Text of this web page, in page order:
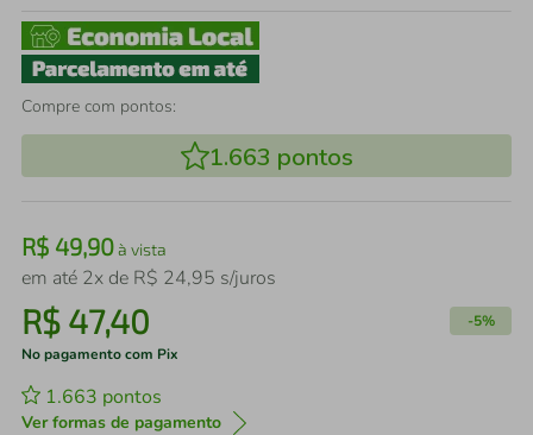
Compre com pontos:
1.663 pontos
R$ 49,90à vista
em até 2x de R$ 24,95 s/juros
R$ 47,40 -5%
No pagamento com Pix
1.663 pontos
Ver formas de pagamento